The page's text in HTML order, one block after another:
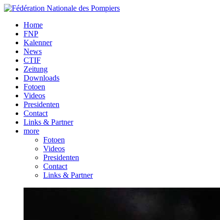
Home
FNP
Kalenner
News
CTIF
Zeitung
Downloads
Fotoen
Videos
Presidenten
Contact
Links & Partner
more
Fotoen
Videos
Presidenten
Contact
Links & Partner